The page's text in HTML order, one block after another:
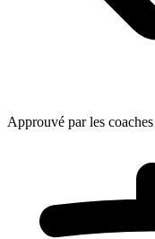
Approuvé par les